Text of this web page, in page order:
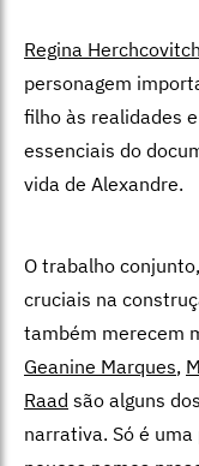
Regina Herchcovitch
personagem
filho às realidades
essenciais do
vida de Alexandre.
O trabalho
cruciais na
também merecem
Geanine Marques,
Raad são alguns
narrativa. Só é